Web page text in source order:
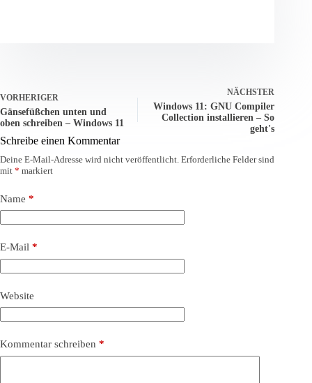
VORHERIGER
Gänsefüßchen unten und
oben schreiben – Windows 11
NÄCHSTER
Windows 11: GNU Compiler
Collection installieren – So
geht's
Schreibe einen Kommentar
Deine E-Mail-Adresse wird nicht veröffentlicht. Erforderliche Felder sind
mit * markiert
Name *
E-Mail *
Website
Kommentar schreiben *